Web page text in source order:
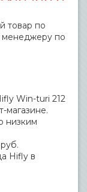
товар по
менеджеру по
Win-turi 212
магазине.
низким
Hifly в